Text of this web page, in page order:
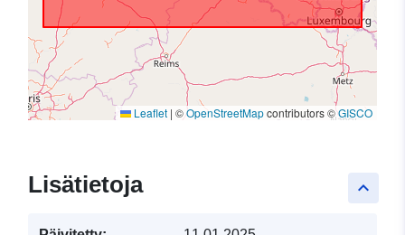
Leaflet | ©OpenStreetMapcontributors ©GISCO
keyboard_arrow_up
Lisätietoja